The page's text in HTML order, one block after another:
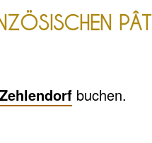
buchen.